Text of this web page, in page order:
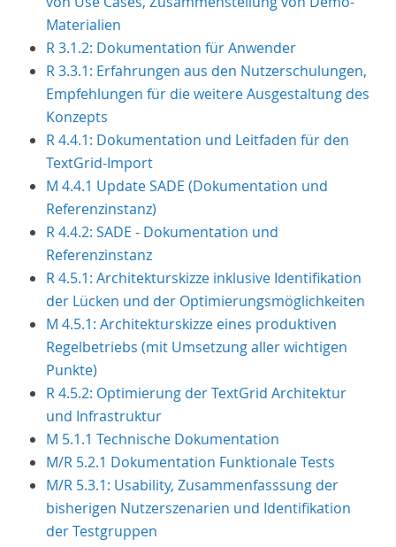
Materialien
R 3.1.2: Dokumentation für Anwender
R 3.3.1: Erfahrungen aus den Nutzerschulungen,
Empfehlungen für die weitere Ausgestaltung des
Konzepts
R 4.4.1: Dokumentation und Leitfaden für den
TextGrid-Import
M 4.4.1 Update SADE (Dokumentation und
Referenzinstanz)
R 4.4.2: SADE - Dokumentation und
Referenzinstanz
R 4.5.1: Architekturskizze inklusive Identifikation
der Lücken und der Optimierungsmöglichkeiten
M 4.5.1: Architekturskizze eines produktiven
Regelbetriebs (mit Umsetzung aller wichtigen
Punkte)
R 4.5.2: Optimierung der TextGrid Architektur
und Infrastruktur
M 5.1.1 Technische Dokumentation
M/R 5.2.1 Dokumentation Funktionale Tests
M/R 5.3.1: Usability, Zusammenfasssung der
bisherigen Nutzerszenarien und Identifikation
der Testgruppen